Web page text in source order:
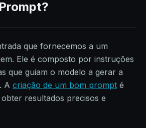
que fornecemos a um
Ele é composto por instruções
que guiam o modelo a gerar a
A criação de um bom prompt é
resultados precisos e